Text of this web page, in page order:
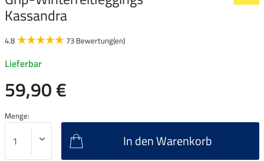
Kassandra
4.8 73 Bewertung(en)
Lieferbar
59,90 €
Menge:
In den Warenkorb